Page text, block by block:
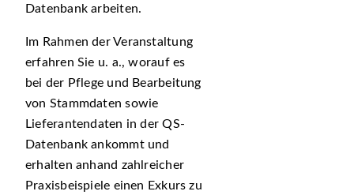
Datenbank arbeiten.
Im Rahmen der Veranstaltung
erfahren Sie u. a., worauf es
bei der Pflege und Bearbeitung
von Stammdaten sowie
Lieferantendaten in der QS-
Datenbank ankommt und
erhalten anhand zahlreicher
Praxisbeispiele einen Exkurs zu